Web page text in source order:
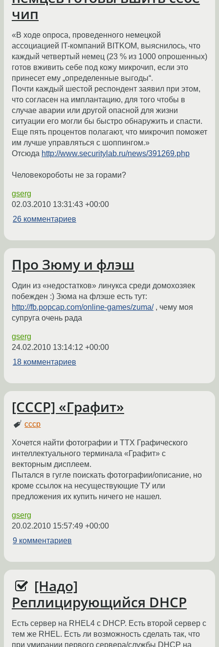
чип
«В ходе опроса, проведенного немецкой
ассоциацией IT-компаний BITKOM, выяснилось, что
каждый четвертый немец (23 % из 1000 опрошенных)
готов вживить себе под кожу микрочип, если это
принесет ему „определенные выгоды“.
Почти каждый шестой респондент заявил при этом,
что согласен на имплантацию, для того чтобы в
случае аварии или другой опасной для жизни
ситуации его могли бы быстро обнаружить и спасти.
Еще пять процентов полагают, что микрочип поможет
им лучше управляться с шоппингом.»
Отсюда http://www.securitylab.ru/news/391269.php
Человекороботы не за горами?
gserg
02.03.2010 13:31:43 +00:00
26 комментариев
Про Зюму и флэш
Один из «недостатков» линукса среди домохозяек
побежден :) Зюма на флэше есть тут:
http://fb.popcap.com/online-games/zuma/, чему моя
супруга очень рада
gserg
24.02.2010 13:14:12 +00:00
18 комментариев
[СССР] «Графит»
ссср
Хочется найти фотографии и ТТХ Графического
интеллектуального терминала «Графит» с
векторным дисплеем.
Пытался в гугле поискать фотографии/описание, но
кроме ссылок на несуществующие ТУ или
предложения их купить ничего не нашел.
gserg
20.02.2010 15:57:49 +00:00
9 комментариев
[Надо]
Реплицирующийся DHCP
Есть сервер на RHEL4 с DHCP. Есть второй сервер с
тем же RHEL. Есть ли возможность сделать так, что
при умирании первого сервера/службы DHCP на